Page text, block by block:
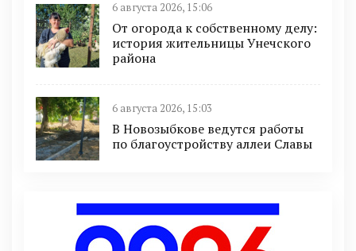
6 августа 2026, 15:06
От огорода к собственному делу:
история жительницы Унечского
района
6 августа 2026, 15:03
В Новозыбкове ведутся работы
по благоустройству аллеи Славы